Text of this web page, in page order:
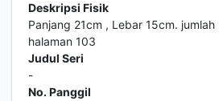
Deskripsi Fisik
Panjang 21cm , Lebar 15cm. jumlah
halaman 103
Judul Seri
-
No. Panggil